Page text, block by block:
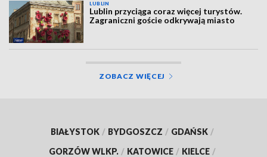
LUBLIN
Lublin przyciąga coraz więcej turystów.
Zagraniczni goście odkrywają miasto
ZOBACZ WIĘCEJ
BIAŁYSTOK / BYDGOSZCZ / GDAŃSK /
GORZÓW WLKP. / KATOWICE / KIELCE /